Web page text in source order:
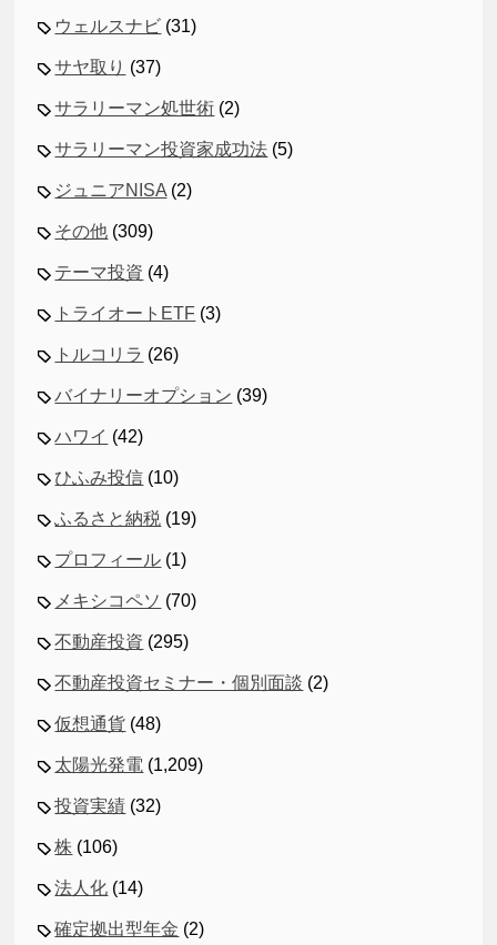
ウェルスナビ (31)
サヤ取り (37)
サラリーマン処世術 (2)
サラリーマン投資家成功法 (5)
ジュニアNISA (2)
その他 (309)
テーマ投資 (4)
トライオートETF (3)
トルコリラ (26)
バイナリーオプション (39)
ハワイ (42)
ひふみ投信 (10)
ふるさと納税 (19)
プロフィール (1)
メキシコペソ (70)
不動産投資 (295)
不動産投資セミナー・個別面談 (2)
仮想通貨 (48)
太陽光発電 (1,209)
投資実績 (32)
株 (106)
法人化 (14)
確定拠出型年金 (2)